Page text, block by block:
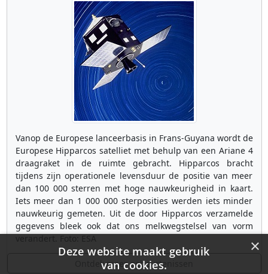
Vanop de Europese lanceerbasis in Frans-Guyana wordt de
Europese Hipparcos satelliet met behulp van een Ariane 4
draagraket in de ruimte gebracht. Hipparcos bracht
tijdens zijn operationele levensduur de positie van meer
dan 100 000 sterren met hoge nauwkeurigheid in kaart.
Iets meer dan 1 000 000 sterposities werden iets minder
nauwkeurig gemeten. Uit de door Hipparcos verzamelde
gegevens bleek ook dat ons melkwegstelsel van vorm
Ontdek meer gebeurtenissen
×
Deze website maakt gebruik
van cookies.